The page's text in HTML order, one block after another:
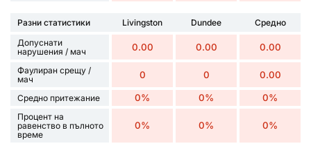
Разни статистики Livingston Dundee
Средно
Допуснати
нарушения / мач
0.00 0.00 0.00
Фаулиран срещу /
мач
0 0 0.00
Средно притежание 0% 0% 0%
Процент на
равенство в пълното
време
0% 0% 0%